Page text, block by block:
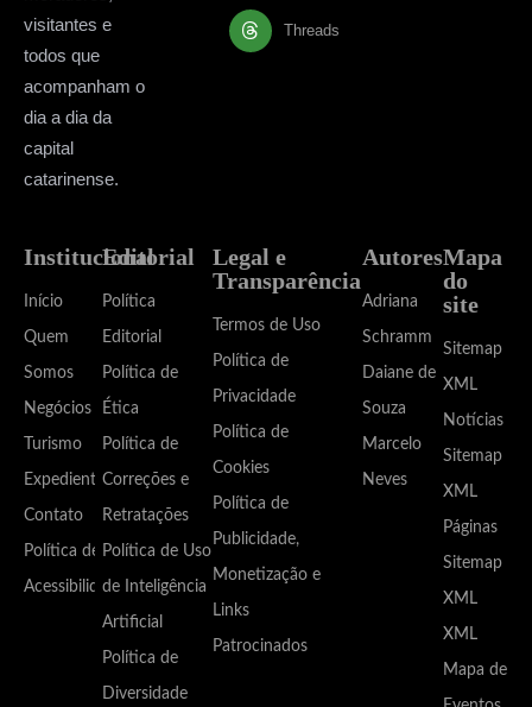
visitantes e
todos que
acompanham o
dia a dia da
capital
catarinense.
Threads
Institucional
Início
Quem
Somos
Negócios
Turismo
Expediente
Contato
Política de
Acessibilidade
Editorial
Política
Editorial
Política de
Ética
Política de
Correções e
Retratações
Política de Uso
de Inteligência
Artificial
Política de
Diversidade
Legal e
Transparência
Termos de Uso
Política de
Privacidade
Política de
Cookies
Política de
Publicidade,
Monetização e
Links
Patrocinados
Autores
Adriana
Schramm
Daiane de
Souza
Marcelo
Neves
Mapa
do
site
Sitemap
XML
Notícias
Sitemap
XML
Páginas
Sitemap
XML
XML
Mapa de